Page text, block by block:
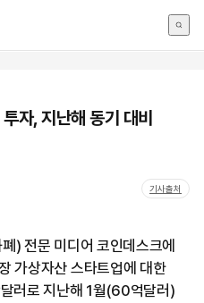
자, 지난해 동기 대비
기사출처
) 전문 미디어 코인데스크에
가상자산 스타트업에 대한
러로 지난해 1월(60억달러)